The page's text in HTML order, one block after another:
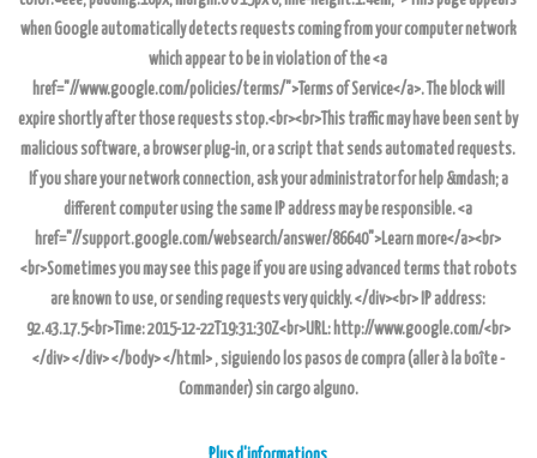
when Google automatically detects requests coming from your computer network
which appear to be in violation of the <a
href="//www.google.com/policies/terms/">Terms of Service</a>. The block will
expire shortly after those requests stop.<br><br>This traffic may have been sent by
malicious software, a browser plug-in, or a script that sends automated requests.
If you share your network connection, ask your administrator for help &mdash; a
different computer using the same IP address may be responsible. <a
href="//support.google.com/websearch/answer/86640">Learn more</a><br>
<br>Sometimes you may see this page if you are using advanced terms that robots
are known to use, or sending requests very quickly. </div><br> IP address:
92.43.17.5<br>Time: 2015-12-22T19:31:30Z<br>URL: http://www.google.com/<br>
</div> </div> </body> </html> , siguiendo los pasos de compra (aller à la boîte -
Commander) sin cargo alguno.